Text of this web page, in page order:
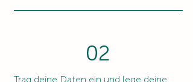
02
Trag deine Daten ein und lege deine